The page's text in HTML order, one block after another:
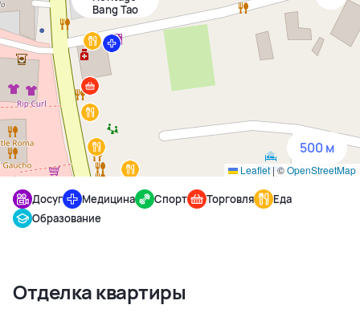
Bang Tao
Leaflet|©OpenStreetMap
500 м
3 км
Досуг Медицина Спорт Торговля
Еда
Образование
Отделка квартиры